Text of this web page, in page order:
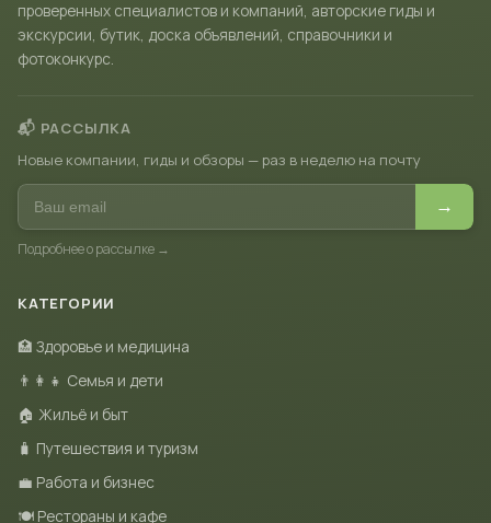
проверенных специалистов и компаний, авторские гиды и
экскурсии, бутик, доска объявлений, справочники и
фотоконкурс.
📬 РАССЫЛКА
Новые компании, гиды и обзоры — раз в неделю на почту
→
Подробнее о рассылке →
КАТЕГОРИИ
🏥 Здоровье и медицина
👨‍👩‍👧 Семья и дети
🏠 Жильё и быт
🧳 Путешествия и туризм
💼 Работа и бизнес
🍽 Рестораны и кафе